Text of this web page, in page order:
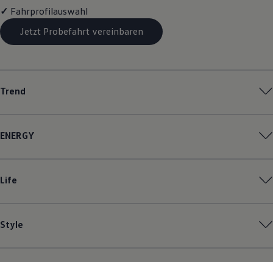
Lifestyle
Familie
Elektromobilität
✓ Fahrprofilauswahl
Jetzt Probefahrt vereinbaren
Trend
ENERGY
Life
Style